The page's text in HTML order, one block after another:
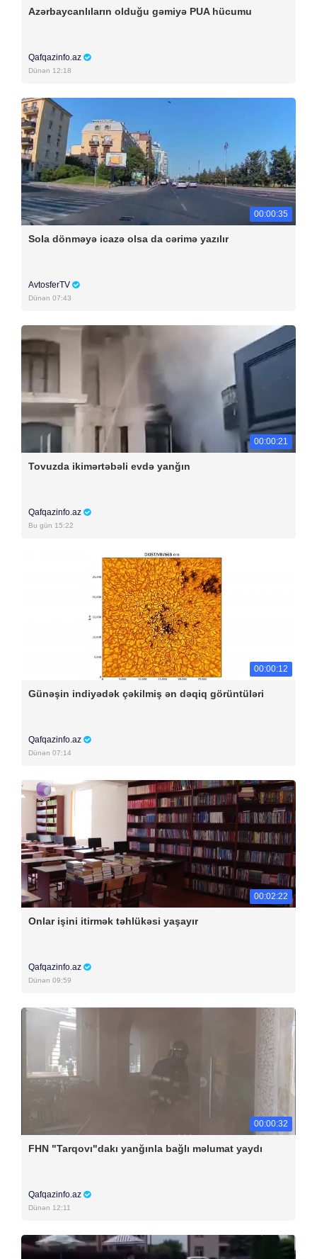
Azərbaycanlıların olduğu gəmiyə PUA hücumu
Qafqazinfo.az
Dünən 12:18
00:00:35
Sola dönməyə icazə olsa da cərimə yazılır
AvtosferTV
Dünən 07:43
00:00:21
Tovuzda ikimərtəbəli evdə yanğın
Qafqazinfo.az
Bu gün 15:22
00:00:12
Günəşin indiyədək çəkilmiş ən dəqiq görüntüləri
Qafqazinfo.az
Dünən 07:14
00:02:22
Onlar işini itirmək təhlükəsi yaşayır
Qafqazinfo.az
Dünən 09:59
00:00:32
FHN "Tarqovı"dakı yanğınla bağlı məlumat yaydı
Qafqazinfo.az
Dünən 12:11